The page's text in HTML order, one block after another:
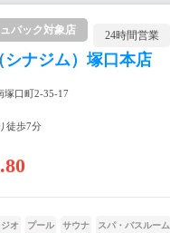
バック対象店 24時間営業
シナジム）塚口本店
塚口町2-35-17
徒歩7分
オ プール サウナ スパ・バスルーム